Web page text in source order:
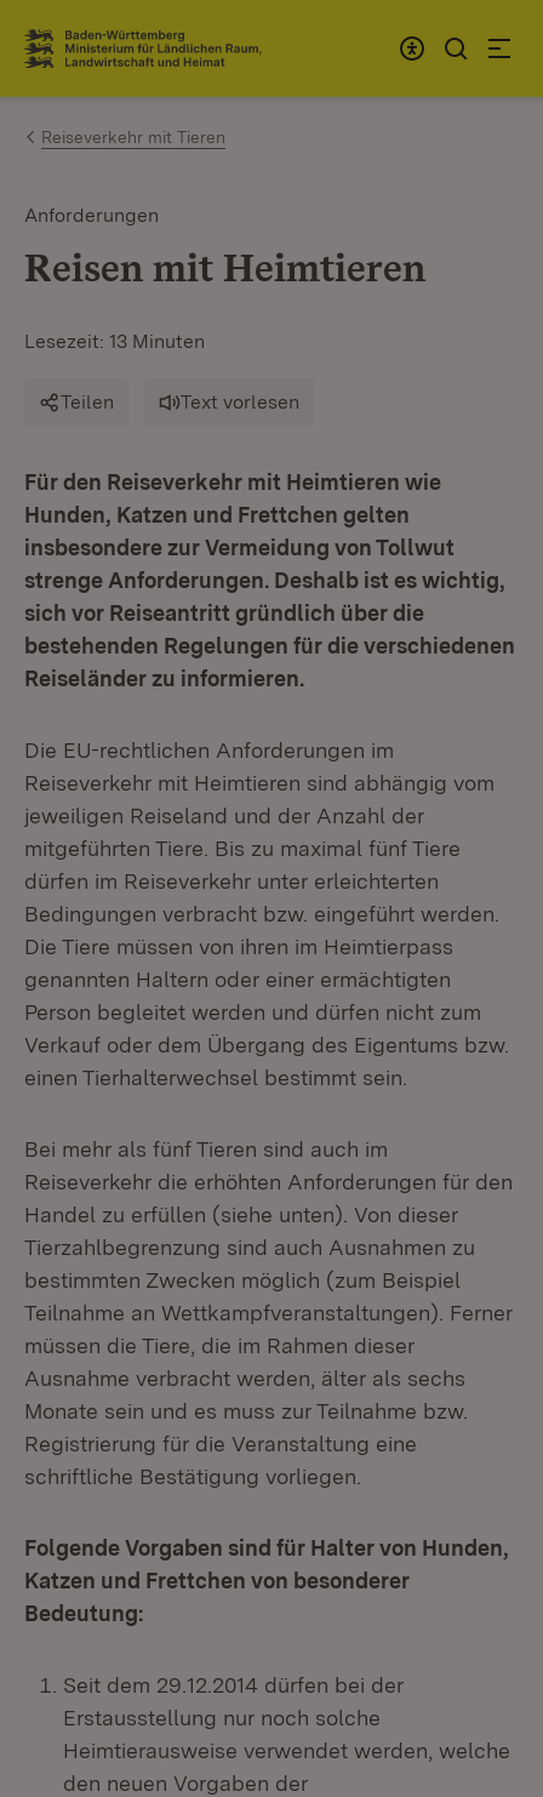
Zum Inhalt springen
Link zur Startseite
Reiseverkehr mit Tieren
Anforderungen
Reisen mit Heimtieren
Lesezeit: 13 Minuten
Teilen Text vorlesen
Für den Reiseverkehr mit Heimtieren wie
Hunden, Katzen und Frettchen gelten
insbesondere zur Vermeidung von Tollwut
strenge Anforderungen. Deshalb ist es wichtig,
sich vor Reiseantritt gründlich über die
bestehenden Regelungen für die verschiedenen
Reiseländer zu informieren.
Die EU-rechtlichen Anforderungen im
Reiseverkehr mit Heimtieren sind abhängig vom
jeweiligen Reiseland und der Anzahl der
mitgeführten Tiere. Bis zu maximal fünf Tiere
dürfen im Reiseverkehr unter erleichterten
Bedingungen verbracht bzw. eingeführt werden.
Die Tiere müssen von ihren im Heimtierpass
genannten Haltern oder einer ermächtigten
Person begleitet werden und dürfen nicht zum
Verkauf oder dem Übergang des Eigentums bzw.
einen Tierhalterwechsel bestimmt sein.
Bei mehr als fünf Tieren sind auch im
Reiseverkehr die erhöhten Anforderungen für den
Handel zu erfüllen (siehe unten). Von dieser
Tierzahlbegrenzung sind auch Ausnahmen zu
bestimmten Zwecken möglich (zum Beispiel
Teilnahme an Wettkampfveranstaltungen). Ferner
müssen die Tiere, die im Rahmen dieser
Ausnahme verbracht werden, älter als sechs
Monate sein und es muss zur Teilnahme bzw.
Registrierung für die Veranstaltung eine
schriftliche Bestätigung vorliegen.
Folgende Vorgaben sind für Halter von Hunden,
Katzen und Frettchen von besonderer
Bedeutung:
Seit dem 29.12.2014 dürfen bei der
Erstausstellung nur noch solche
Heimtierausweise verwendet werden, welche
den neuen Vorgaben der